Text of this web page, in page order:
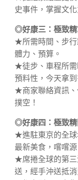
史事件，掌握文
◎好康三：極致精
★所需時間、步行
體力、預算。
★徒步、車程所需
預料性，今天拿
★商家聯絡資訊、
撲空！
◎好康四：極致精
★進駐東京的全球
最新美食，嚐嚐
★席捲全球的第三
送，經手沖送抵